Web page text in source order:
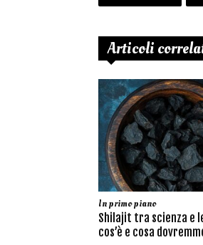
Articoli
In primo piano
Shilajit tra scienza e
cos’è e cosa